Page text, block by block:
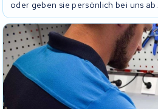
oder geben sie persönlich bei uns ab.